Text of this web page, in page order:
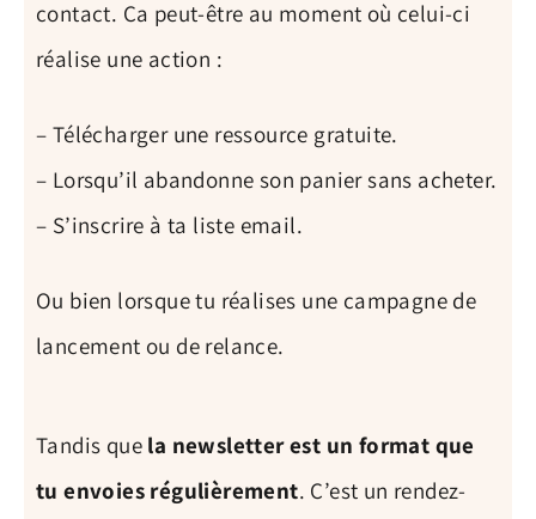
contact. Ça peut-être au moment où celui-ci
réalise une action :
– Télécharger une ressource gratuite.
– Lorsqu’il abandonne son panier sans acheter.
– S’inscrire à ta liste email.
Ou bien lorsque tu réalises une campagne de
lancement ou de relance.
Tandis que la newsletter est un format que
tu envoies régulièrement. C’est un rendez-